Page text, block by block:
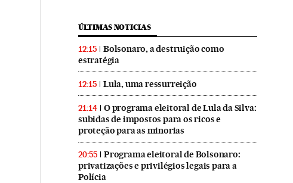
ÚLTIMAS NOTICIAS
12:15
Bolsonaro, a destruição como
estratégia
12:15 Lula, uma ressurreição
21:14
O programa eleitoral de Lula da Silva:
subidas de impostos para os ricos e
proteção para as minorias
20:55
Programa eleitoral de Bolsonaro:
privatizações e privilégios legais para a
Polícia